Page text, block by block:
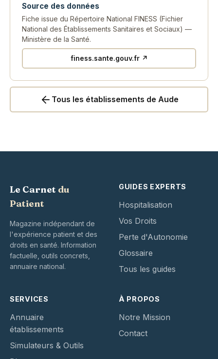
Source des données
Fiche issue du Répertoire National FINESS (Fichier
National des Établissements Sanitaires et Sociaux) —
Ministère de la Santé.
finess.sante.gouv.fr ↗
Tous les établissements de Aude
Le Carnet du
Patient
Magazine indépendant de
l'expérience patient et des
droits en santé. Information
factuelle, outils concrets,
annuaire national.
GUIDES EXPERTS
Hospitalisation
Vos Droits
Perte d'Autonomie
Glossaire
Tous les guides
SERVICES
Annuaire
établissements
Simulateurs & Outils
À PROPOS
Notre Mission
Contact